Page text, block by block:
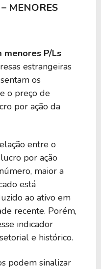
MENORES
menores P/Ls
estrangeiras
os
o preço de
por ação da
entre o
por ação
maior a
está
ao ativo em
recente. Porém,
indicador
e histórico.
podem sinalizar